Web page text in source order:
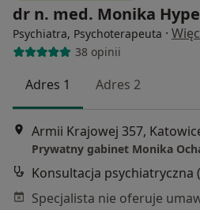
dr n. med. Monika
Psychiatra, Psychoterapeuta ·
38 opinii
Adres 1 Adres 2
Armii Krajowej 357,
Prywatny gabinet Monika
Konsultacja psychiatryczna